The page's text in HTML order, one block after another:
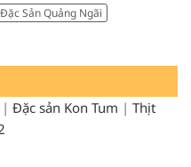
Đặc Sản Quảng Ngãi
| Đặc sản Kon Tum | Thịt